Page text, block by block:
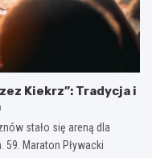
Kiekrz”: Tradycja i
stało się areną dla
Maraton Pływacki